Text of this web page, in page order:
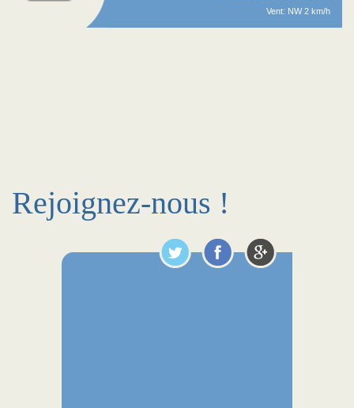
Vent: NW 2 km/h
Rejoignez-nous !